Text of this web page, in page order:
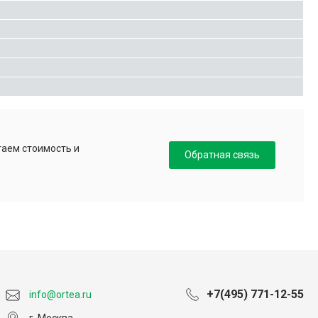
стоимость и
Обратная связь
info@ortea.ru +7(495) 771-12-55